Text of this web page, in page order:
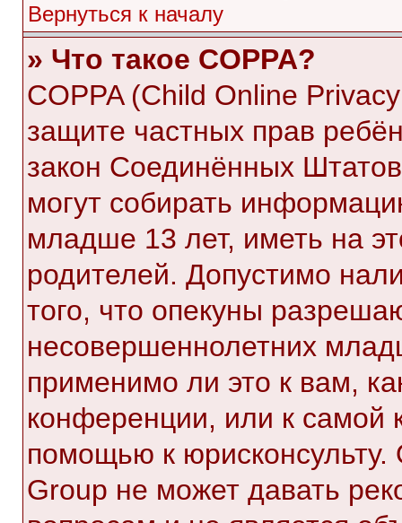
Вернуться к началу
» Что такое COPPA?
COPPA (Child Online
защите частных прав
закон Соединённых
могут собирать
младше 13 лет, иметь на
родителей. Допустимо
того, что опекуны
несовершеннолетних
применимо ли это к вам,
конференции, или к самой
помощью к
Group не может давать